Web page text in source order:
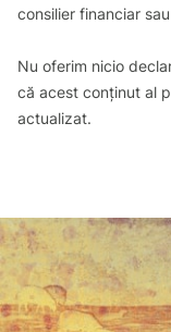
consilier financiar
Nu oferim nicio
că acest conținut al
actualizat.